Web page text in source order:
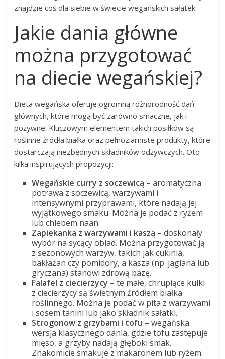
znajdzie coś dla siebie w świecie wegańskich sałatek.
Jakie dania główne
można przygotować
na diecie wegańskiej?
Dieta wegańska oferuje ogromną różnorodność dań
głównych, które mogą być zarówno smaczne, jak i
pożywne. Kluczowym elementem takich posiłków są
roślinne źródła białka oraz pełnoziarniste produkty, które
dostarczają niezbędnych składników odżywczych. Oto
kilka inspirujących propozycji:
Wegańskie curry z soczewicą – aromatyczna
potrawa z soczewicą, warzywami i
intensywnymi przyprawami, które nadają jej
wyjątkowego smaku. Można je podać z ryżem
lub chlebem naan.
Zapiekanka z warzywami i kaszą – doskonały
wybór na sycący obiad. Można przygotować ją
z sezonowych warzyw, takich jak cukinia,
bakłażan czy pomidory, a kasza (np. jaglana lub
gryczana) stanowi zdrową bazę.
Falafel z ciecierzycy – te małe, chrupiące kulki
z ciecierzycy są świetnym źródłem białka
roślinnego. Można je podać w pita z warzywami
i sosem tahini lub jako składnik sałatki.
Strogonow z grzybami i tofu – wegańska
wersja klasycznego dania, gdzie tofu zastępuje
mięso, a grzyby nadają głęboki smak.
Znakomicie smakuje z makaronem lub ryżem.